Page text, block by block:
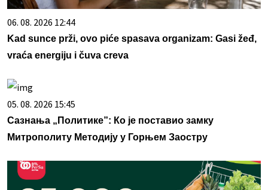
06. 08. 2026 12:44
Kad sunce prži, ovo piće spasava organizam: Gasi žeđ,
vraća energiju i čuva creva
05. 08. 2026 15:45
Сазнања „Политике”: Ко је поставио замку
Митрополиту Методију у Горњем Заостру